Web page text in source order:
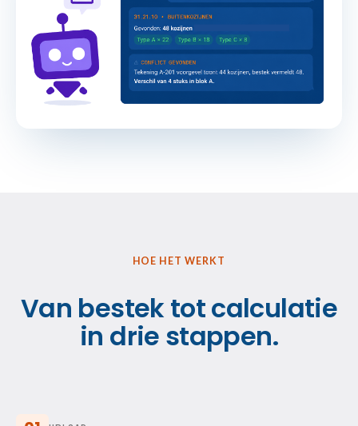
HOE HET WERKT
Van bestek tot calculatie
in drie stappen.